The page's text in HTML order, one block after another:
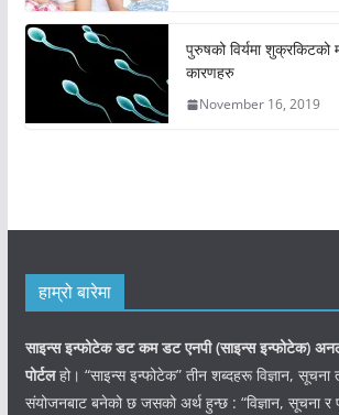
पुरुषको विर्यमा शुक्रकिटको
कारणहरु
November 16, 2019
हाम्रो बारेमा
साइन्स इन्फोटेक डट कम डट एनपी (साइन्सइन्फोटेक)
पोर्टलहो। “साइन्स इन्फोटेक” तीन शब्दहरू विज्ञान, सूचना
संयोजनबाट बनेको छ जसको अर्थ हुन्छ : “विज्ञान, सूचना र